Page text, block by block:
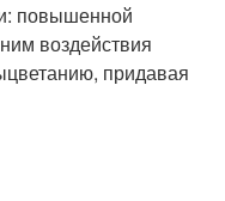
повышенной
воздействия
придавая